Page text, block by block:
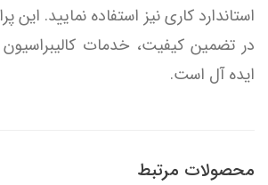
استاندارد کاری نیز استفاده نمایید. این
در تضمین کیفیت، خدمات کالیبراسیون
ایده آل است.
محصولات مرتبط